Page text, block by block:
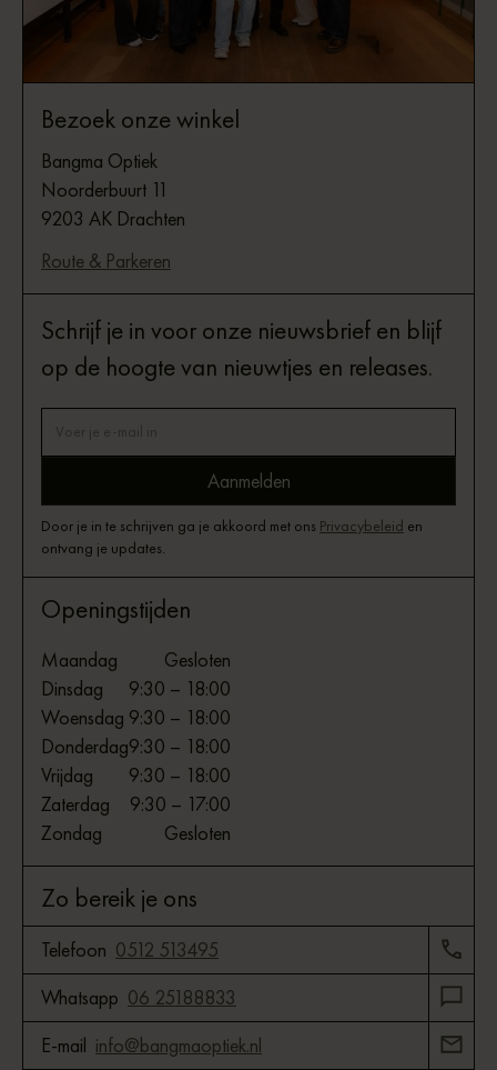
Bezoek onze winkel
Bangma Optiek
Noorderbuurt 11
9203 AK Drachten
Route & Parkeren
Schrijf je in voor onze nieuwsbrief en blijf
op de hoogte van nieuwtjes en releases.
Door je in te schrijven ga je akkoord met ons Privacybeleid en
ontvang je updates.
Openingstijden
Maandag
Gesloten
Dinsdag
9:30 – 18:00
Woensdag 9:30 – 18:00
Donderdag9:30 – 18:00
Vrijdag
9:30 – 18:00
Zaterdag
9:30 – 17:00
Zondag
Gesloten
Zo bereik je ons
Telefoon 0512 513495
Whatsapp 06 25188833
E-mail info@bangmaoptiek.nl